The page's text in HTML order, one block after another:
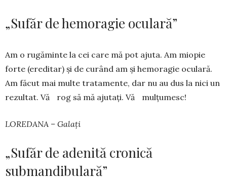
„Sufăr de hemoragie oculară”
Am o rugăminte la cei care mă pot ajuta. Am mio­pie
forte (ereditar) și de curând am și hemo­ragie oculară.
Am făcut mai multe tratamente, dar nu au dus la nici un
rezultat. Vă rog să mă aju­tați. Vă mulțumesc!
LOREDANA – Galați
„Sufăr de adenită cronică
submandibulară”